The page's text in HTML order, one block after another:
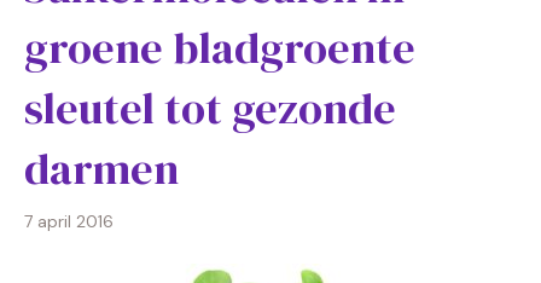
groene bladgroente
sleutel tot gezonde
darmen
7 april 2016